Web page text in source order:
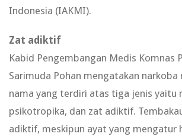
Indonesia (IAKMI).
Zat adiktif
Kabid Pengembangan Medis Komnas
Sarimuda Pohan mengatakan narkoba
nama yang terdiri atas tiga jenis yaitu
psikotropika, dan zat adiktif.
adiktif, meskipun ayat yang mengatur